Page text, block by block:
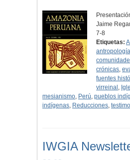
Jaime
7-8
Etiquetas:
antropología
crónicas,
fuentes
virreinal ,
mesianismo, Perú, pueblos
indígenas, Reducciones,
IWGIA